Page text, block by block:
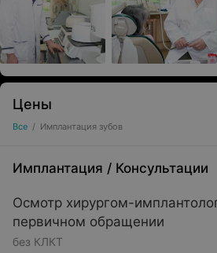
Цены
Все / Имплантация зубов
Имплантация / Консультации
Осмотр хирургом-
первичном обращении
без КЛКТ